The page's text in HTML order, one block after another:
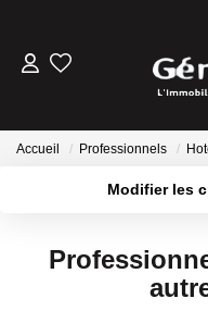
Accueil Professionnels
Modifier les
Type de bien